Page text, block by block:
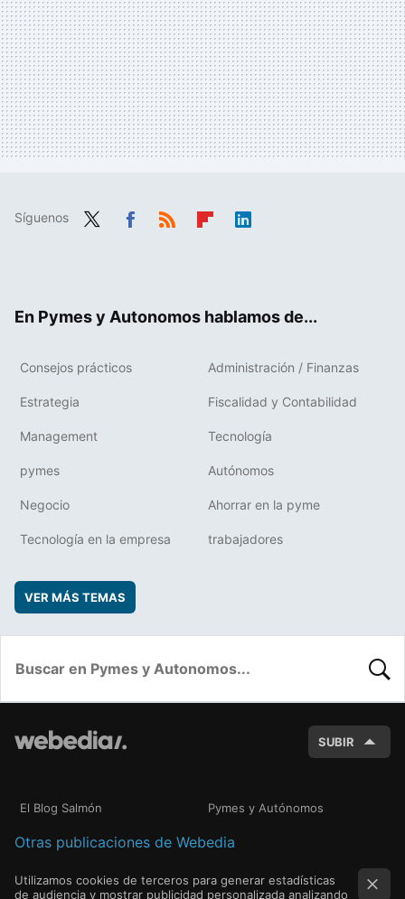
Síguenos
En Pymes y Autonomos hablamos de...
Consejos prácticos Administración / Finanzas
Estrategia Fiscalidad y Contabilidad
Management Tecnología
pymes Autónomos
Negocio Ahorrar en la pyme
Tecnología en la empresa trabajadores
VER MÁS TEMAS
SUBIR
El Blog Salmón Pymes y Autónomos
Otras publicaciones de Webedia
Utilizamos cookies de terceros para generar estadísticas
de audiencia y mostrar publicidad personalizada analizando